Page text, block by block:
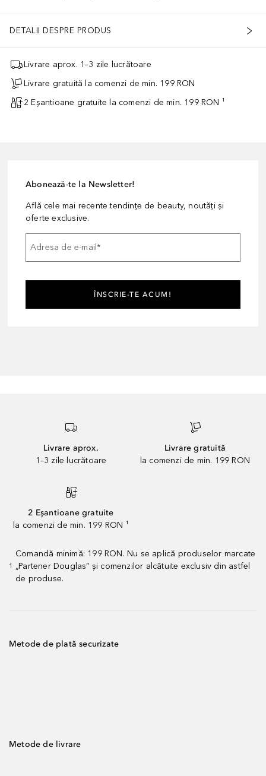
DETALII DESPRE PRODUS
Livrare aprox. 1–3 zile lucrătoare
Livrare gratuită la comenzi de min. 199 RON
2 Eșantioane gratuite la comenzi de min. 199 RON ¹
Abonează-te la Newsletter!
Află cele mai recente tendințe de beauty, noutăți și
oferte exclusive.
Adresa de e-mail*
ÎNSCRIE-TE ACUM!
Livrare aprox.
1–3 zile lucrătoare
Livrare gratuită
la comenzi de min. 199 RON
2 Eșantioane gratuite
la comenzi de min. 199 RON ¹
1
Comandă minimă: 199 RON. Nu se aplică produselor marcate
„Partener Douglas” și comenzilor alcătuite exclusiv din astfel
de produse.
Metode de plată securizate
Metode de livrare